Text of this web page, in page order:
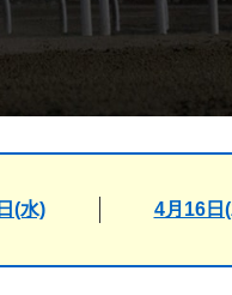
馬
オッ
番組編成要領
(水) 4月16日